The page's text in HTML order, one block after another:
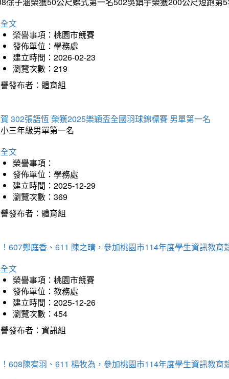
文
榮譽事項：桃園市競賽
發佈單位：學務處
建立時間：2026-02-23
瀏覽次數：219
發布者：體育組
302張語恆 榮獲2025樂穎盃全國羽球錦標賽 男單第一名
三年級男單第一名
文
榮譽事項：
發佈單位：學務處
建立時間：2025-12-29
瀏覽次數：369
發布者：體育組
607鄭庭香、611 陳之晴，參加桃園市114年度學生資訊教育
文
榮譽事項：桃園市競賽
發佈單位：教務處
建立時間：2025-12-26
瀏覽次數：454
發布者：資訊組
608陳宥羽、611 楊牧為，參加桃園市114年度學生資訊教育